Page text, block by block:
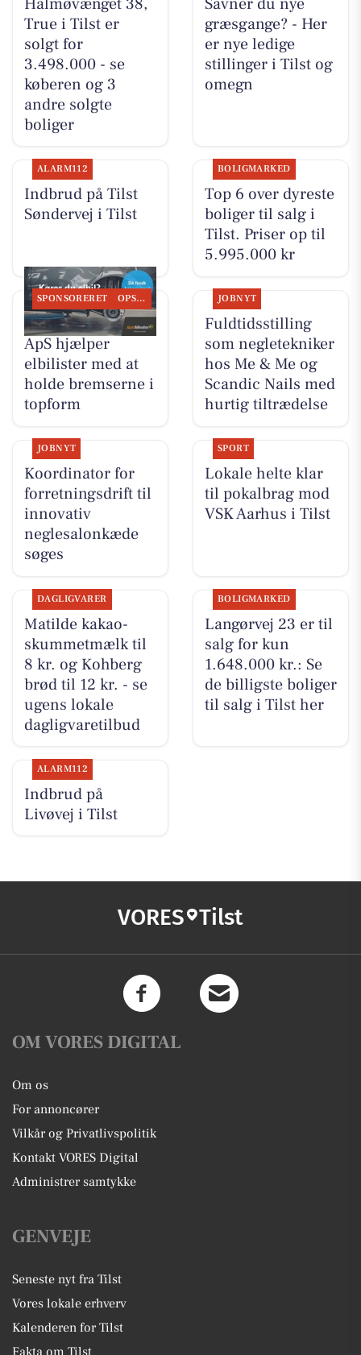
True i Tilst er
solgt for
3.498.000 - se
køberen og 3
andre solgte
boliger
græsgange? - Her
er nye ledige
stillinger i Tilst og
omegn
ALARM112
Indbrud på Tilst
Søndervej i Tilst
BOLIGMARKED
Top 6 over dyreste
boliger til salg i
Tilst. Priser op til
5.995.000 kr
SPONSORERET OPSLAGSTAVLEN
Tilst Auto Aarhus
ApS hjælper
elbilister med at
holde bremserne i
topform
JOBNYT
Fuldtidsstilling
som negletekniker
hos Me & Me og
Scandic Nails med
hurtig tiltrædelse
JOBNYT
Koordinator for
forretningsdrift til
innovativ
neglesalonkæde
søges
SPORT
Lokale helte klar
til pokalbrag mod
VSK Aarhus i Tilst
DAGLIGVARER
Matilde kakao-
skummetmælk til
8 kr. og Kohberg
brød til 12 kr. - se
ugens lokale
dagligvaretilbud
BOLIGMARKED
Langørvej 23 er til
salg for kun
1.648.000 kr.: Se
de billigste boliger
til salg i Tilst her
ALARM112
Indbrud på
Livøvej i Tilst
VORES Tilst
OM VORES DIGITAL
Om os
For annoncører
Vilkår og Privatlivspolitik
Kontakt VORES Digital
Administrer samtykke
GENVEJE
Seneste nyt fra Tilst
Vores lokale erhverv
Kalenderen for Tilst